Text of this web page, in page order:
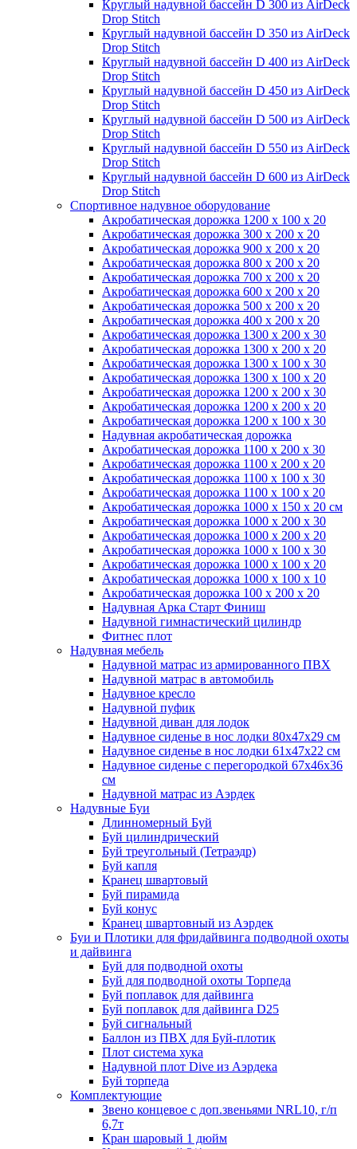
Круглый надувной бассейн D 300 из AirDeck
Drop Stitch
Круглый надувной бассейн D 350 из AirDeck
Drop Stitch
Круглый надувной бассейн D 400 из AirDeck
Drop Stitch
Круглый надувной бассейн D 450 из AirDeck
Drop Stitch
Круглый надувной бассейн D 500 из AirDeck
Drop Stitch
Круглый надувной бассейн D 550 из AirDeck
Drop Stitch
Круглый надувной бассейн D 600 из AirDeck
Drop Stitch
Спортивное надувное оборудование
Акробатическая дорожка 1200 x 100 x 20
Акробатическая дорожка 300 x 200 x 20
Акробатическая дорожка 900 x 200 x 20
Акробатическая дорожка 800 x 200 x 20
Акробатическая дорожка 700 x 200 x 20
Акробатическая дорожка 600 x 200 x 20
Акробатическая дорожка 500 x 200 x 20
Акробатическая дорожка 400 x 200 x 20
Акробатическая дорожка 1300 x 200 x 30
Акробатическая дорожка 1300 x 200 x 20
Акробатическая дорожка 1300 x 100 x 30
Акробатическая дорожка 1300 x 100 x 20
Акробатическая дорожка 1200 x 200 x 30
Акробатическая дорожка 1200 x 200 x 20
Акробатическая дорожка 1200 x 100 x 30
Надувная акробатическая дорожка
Акробатическая дорожка 1100 x 200 x 30
Акробатическая дорожка 1100 x 200 x 20
Акробатическая дорожка 1100 x 100 x 30
Акробатическая дорожка 1100 x 100 x 20
Акробатическая дорожка 1000 x 150 x 20 см
Акробатическая дорожка 1000 x 200 x 30
Акробатическая дорожка 1000 x 200 x 20
Акробатическая дорожка 1000 x 100 x 30
Акробатическая дорожка 1000 x 100 x 20
Акробатическая дорожка 1000 x 100 x 10
Акробатическая дорожка 100 x 200 x 20
Надувная Арка Старт Финиш
Надувной гимнастический цилиндр
Фитнес плот
Надувная мебель
Надувной матрас из армированного ПВХ
Надувной матрас в автомобиль
Надувное кресло
Надувной пуфик
Надувной диван для лодок
Надувное сиденье в нос лодки 80х47х29 см
Надувное сиденье в нос лодки 61х47х22 см
Надувное сиденье с перегородкой 67х46х36
см
Надувной матрас из Аэрдек
Надувные Буи
Длинномерный Буй
Буй цилиндрический
Буй треугольный (Тетраэдр)
Буй капля
Кранец швартовый
Буй пирамида
Буй конус
Кранец швартовный из Аэрдек
Буи и Плотики для фридайвинга подводной охоты
и дайвинга
Буй для подводной охоты
Буй для подводной охоты Торпеда
Буй поплавок для дайвинга
Буй поплавок для дайвинга D25
Буй сигнальный
Баллон из ПВХ для Буй-плотик
Плот система хука
Надувной плот Dive из Аэрдека
Буй торпеда
Комплектующие
Звено концевое с доп.звеньями NRL10, г/п
6,7т
Кран шаровый 1 дюйм